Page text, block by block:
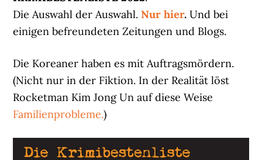
Die Auswahl der Auswahl.Nur hier. Und bei
einigen befreundeten Zeitungen und Blogs.
Die Koreaner haben es mit Auftragsmördern.
(Nicht nur in der Fiktion. In der Realität löst
Rocketman Kim Jong Un auf diese Weise
Familienprobleme.)